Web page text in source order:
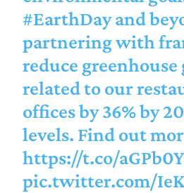
#EarthDayand
partnering with
reduce greenhouse
related to our
offices by 36% by
levels. Find out
https://t.co/
pic.twitter.com/